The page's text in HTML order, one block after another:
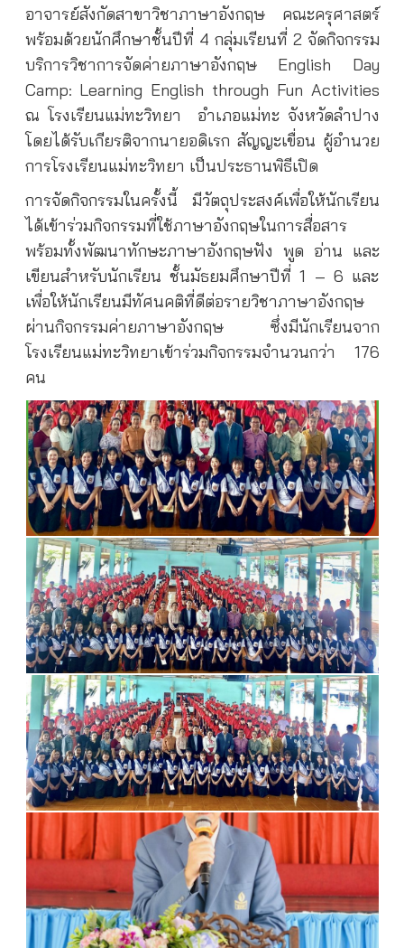
อาจารย์สังกัดสาขาวิชาภาษาอังกฤษ คณะครุศาสตร์
พร้อมด้วยนักศึกษาชั้นปีที่ 4 กลุ่มเรียนที่ 2 จัดกิจกรรม
บริการวิชาการจัดค่ายภาษาอังกฤษ English Day
Camp: Learning English through Fun Activities
ณ โรงเรียนแม่ทะวิทยา
อำเภอแม่ทะ จังหวัดลำปาง
โดยได้รับเกียรติจากนายอดิเรก สัญญะเขื่อน ผู้อำนวย
การโรงเรียนแม่ทะวิทยา เป็นประธานพิธีเปิด
การจัดกิจกรรมในครั้งนี้ มีวัตถุประสงค์เพื่อให้นักเรียน
ได้เข้าร่วมกิจกรรมที่ใช้ภาษาอังกฤษในการสื่อสาร
พร้อมทั้งพัฒนาทักษะภาษาอังกฤษฟัง พูด อ่าน และ
เขียนสำหรับนักเรียน ชั้นมัธยมศึกษาปีที่ 1 – 6 และ
เพื่อให้นักเรียนมีทัศนคติที่ดีต่อรายวิชาภาษาอังกฤษ
ผ่านกิจกรรมค่ายภาษาอังกฤษ ซึ่งมีนักเรียนจาก
โรงเรียนแม่ทะวิทยาเข้าร่วมกิจกรรมจำนวนกว่า 176
คน